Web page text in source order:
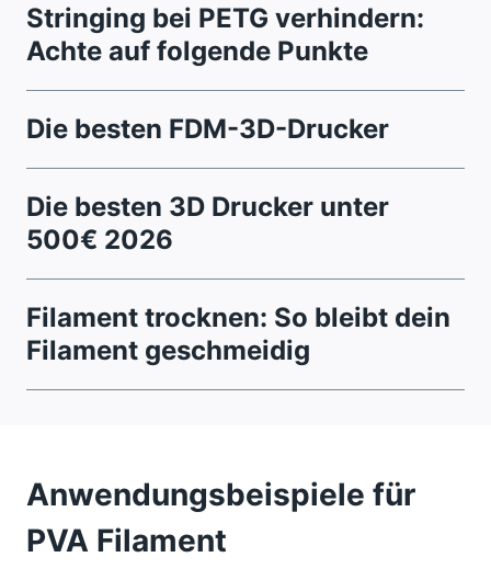
Stringing bei PETG verhindern:
Achte auf folgende Punkte
Die besten FDM-3D-Drucker
Die besten 3D Drucker unter
500€ 2026
Filament trocknen: So bleibt dein
Filament geschmeidig
Anwendungsbeispiele für
PVA Filament